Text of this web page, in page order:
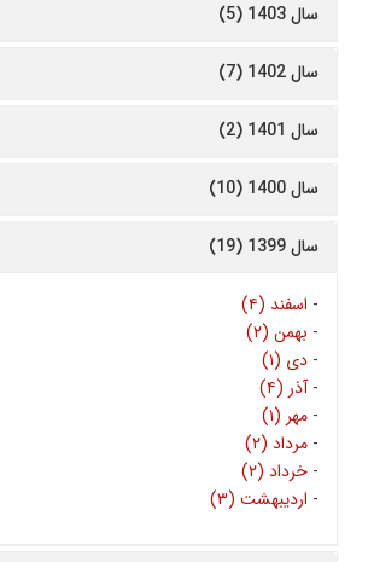
سال 1403 (5)
سال 1402 (7)
سال 1401 (2)
سال 1400 (10)
سال 1399 (19)
- اسفند (۴)
- بهمن (۲)
- دی (۱)
-آذر (۴)
- مهر (۱)
- مرداد (۲)
- خرداد (۲)
- اردیبهشت (۳)